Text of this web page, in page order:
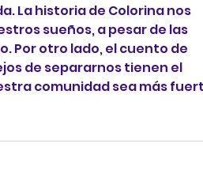
La historia de Colorina nos
sueños, a pesar de las
Por otro lado, el cuento de
de separarnos tienen el
comunidad sea más